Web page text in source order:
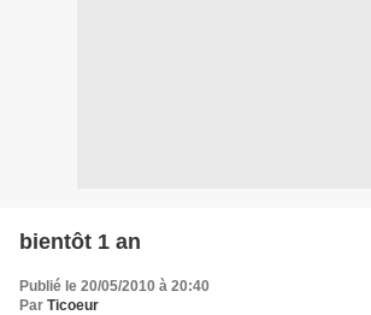
bientôt 1 an
Publié le 20/05/2010 à 20:40
Par Ticoeur